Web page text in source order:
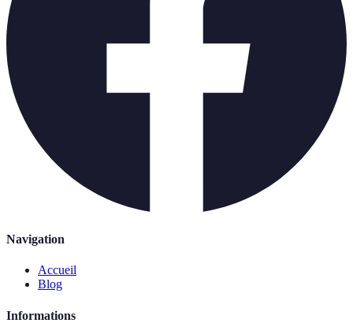
Navigation
Accueil
Blog
Informations